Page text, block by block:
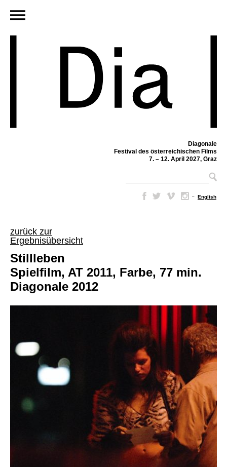
Diagonale
Festival des österreichischen Films
7. – 12. April 2027, Graz
– English
zurück zur
Ergebnisübersicht
Stillleben
Spielfilm, AT 2011, Farbe, 77 min.
Diagonale 2012